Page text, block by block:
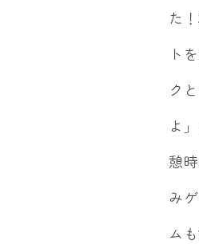
た
ト
ク
よ
憩
み
ム